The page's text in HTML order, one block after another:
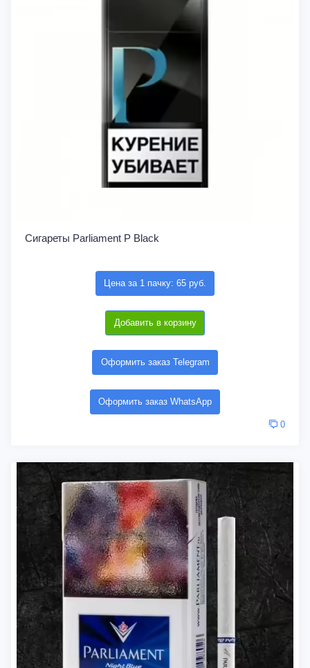
Сигареты Parliament P Black
Цена за 1 пачку: 65 руб.
Добавить в корзину
Оформить заказ Telegram
Оформить заказ WhatsApp
0